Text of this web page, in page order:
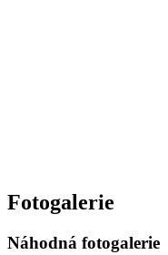
Fotogalerie
Náhodná fotogalerie